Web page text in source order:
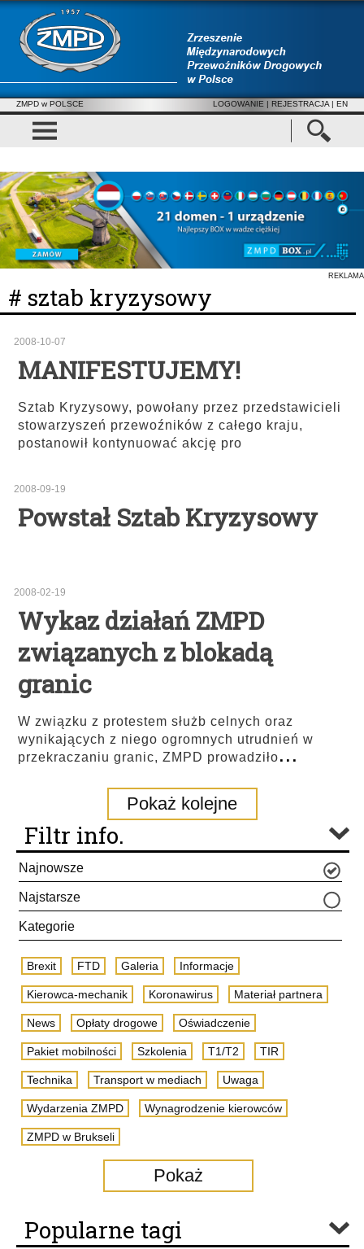
ZMPD w POLSCE LOGOWANIE | REJESTRACJA | EN
REKLAMA
# sztab kryzysowy
2008-10-07
MANIFESTUJEMY!
Sztab Kryzysowy, powołany przez przedstawicieli
stowarzyszeń przewoźników z całego kraju,
postanowił kontynuować akcję pro
2008-09-19
Powstał Sztab Kryzysowy
2008-02-19
Wykaz działań ZMPD
związanych z blokadą
granic
W związku z protestem służb celnych oraz
wynikających z niego ogromnych utrudnień w
przekraczaniu granic, ZMPD prowadziło...
Pokaż kolejne
Filtr info.
Najnowsze
Najstarsze
Kategorie
Brexit FTD Galeria Informacje
Kierowca-mechanik Koronawirus Materiał partnera
News Opłaty drogowe Oświadczenie
Pakiet mobilności Szkolenia T1/T2 TIR
Technika Transport w mediach Uwaga
Wydarzenia ZMPD Wynagrodzenie kierowców
ZMPD w Brukseli
Pokaż
Popularne tagi